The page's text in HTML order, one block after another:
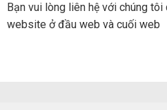
Bạn vui lòng liên hệ với chúng
website ở đầu web và cuối web